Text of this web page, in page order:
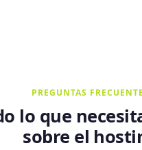
PREGUNTAS
lo que
sobre el